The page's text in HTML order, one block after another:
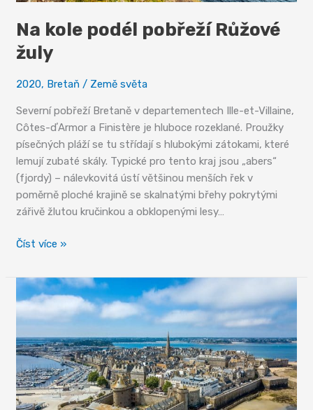
Na kole podél pobřeží Růžové
žuly
2020, Bretaň / Země světa
Severní pobřeží Bretaně v departementech Ille-et-Villaine,
Côtes-dʼArmor a Finistère je hluboce rozeklané. Proužky
písečných pláží se tu střídají s hlubokými zátokami, které
lemují zubaté skály. Typické pro tento kraj jsou „abers“
(fjordy) – nálevkovitá ústí většinou menších řek v
poměrně ploché krajině se skalnatými břehy pokrytými
zářivě žlutou kručinkou a obklopenými lesy…
Na
podél
pobřeží
Růžové
Číst více »